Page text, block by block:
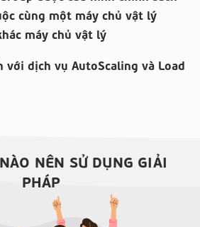
cùng một máy chủ vật lý
máy chủ vật lý
với dịch vụ AutoScaling và Load
NÊN SỬ DỤNG GIẢI
PHÁP